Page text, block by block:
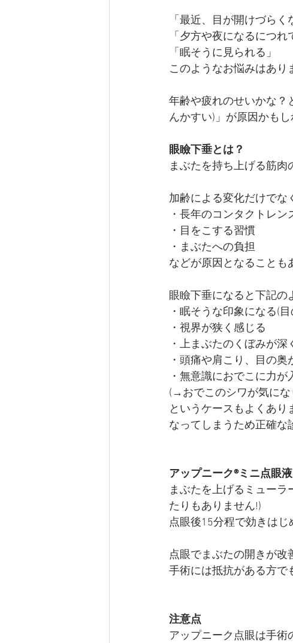
「最近、目が開けづらく
「夕方や夜になるにつれ
「眠そうに見られる」
このようなお悩みはあり
年齢や疲れのせいかな？
んかすい)」が原因かもし
眼瞼下垂とは？
まぶたを持ち上げる筋肉
加齢による変化だけでな
・長年のコンタクトレン
・目をこする習慣
・まぶたへの負担
などが原因となることも
眼瞼下垂になると下記の
・眠そうな印象になる(
・視界が狭く感じる
・上まぶたのくぼみが深
・頭痛や肩こり、目の奥
・無意識におでこに力
(→おでこのシワが気にな
というケースもよくあり
なってしまうため正確な
アップニーク®ミニ点眼
まぶたを上げるミュー
たりもありません!)
点眼後15分程で効きはじ
点眼でまぶたの開きが
手術には抵抗がある方で
注意点
アップニーク点眼は手術